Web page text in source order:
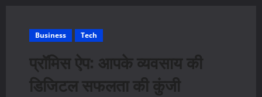
Business Tech
प्रॉमिस ऐप: आपके व्यवसाय की
डिजिटल सफलता की कुंजी